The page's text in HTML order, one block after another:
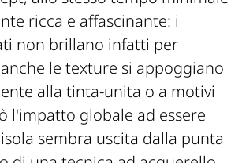
ricca e affascinante: i
non brillano infatti per
le texture si appoggiano
alla tinta-unita o a motivi
l'impatto globale ad essere
sembra uscita dalla punta